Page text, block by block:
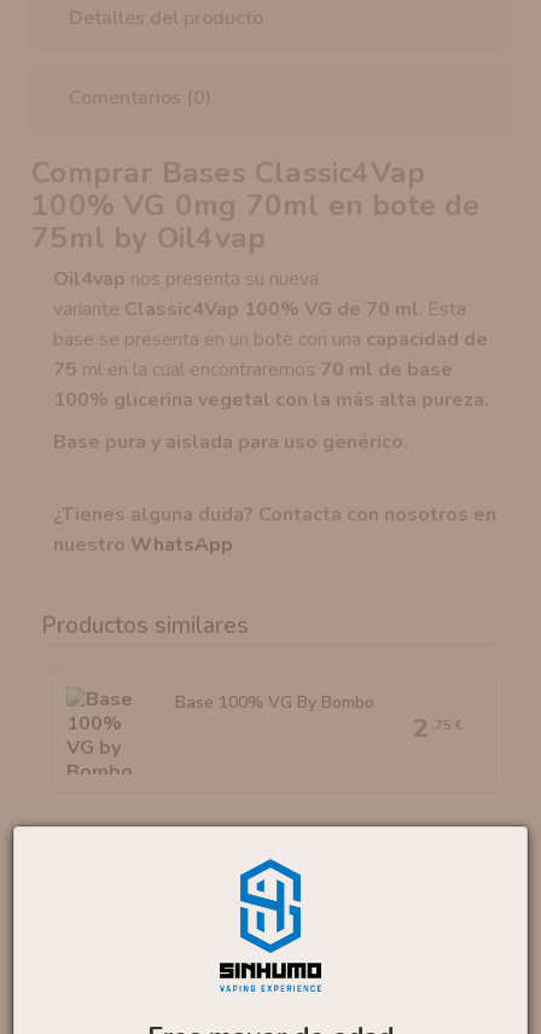
Detalles del producto
Comentarios (0)
Comprar Bases Classic4Vap
100% VG 0mg 70ml en bote de
75ml by Oil4vap
Oil4vap nos presenta su nueva
variante Classic4Vap 100% VG de 70 ml. Esta
base se presenta en un bote con una capacidad de
75 ml en la cual encontraremos 70 ml de base
100% glicerina vegetal con la más alta pureza.
Base pura y aislada para uso genérico.
¿Tienes alguna duda? Contacta con nosotros en
nuestro WhatsApp
Productos similares
Base 100% VG By Bombo
2 ,75 €
Bases Classic4Vap 100%
VG...